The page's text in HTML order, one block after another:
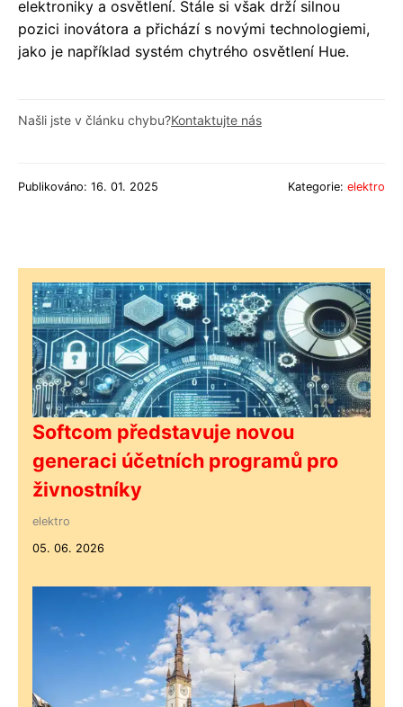
elektroniky a osvětlení. Stále si však drží silnou
pozici inovátora a přichází s novými technologiemi,
jako je například systém chytrého osvětlení Hue.
Našli jste v článku chybu?Kontaktujte nás
Publikováno: 16. 01. 2025 Kategorie: elektro
Softcom představuje novou
generaci účetních programů pro
živnostníky
elektro
05. 06. 2026